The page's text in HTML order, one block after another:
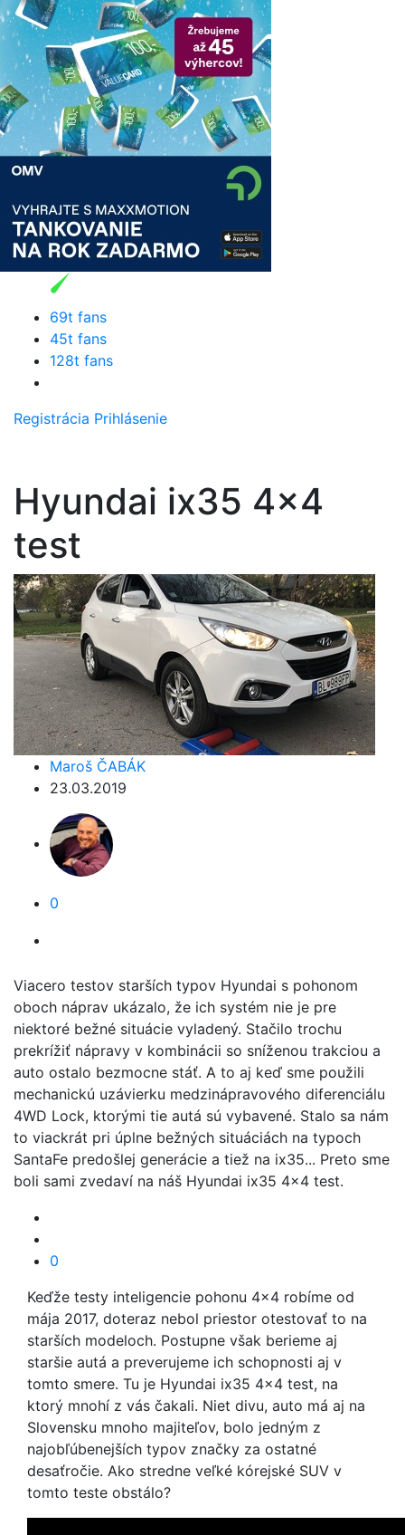
69t fans
45t fans
128t fans
Registrácia Prihlásenie
Hyundai ix35 4x4
test
Maroš ČABÁK
23.03.2019
0
Viacero testov starších typov Hyundai s pohonom
oboch náprav ukázalo, že ich systém nie je pre
niektoré bežné situácie vyladený. Stačilo trochu
prekrížiť nápravy v kombinácii so sníženou trakciou a
auto ostalo bezmocne stáť. A to aj keď sme použili
mechanickú uzávierku medzinápravového diferenciálu
4WD Lock, ktorými tie autá sú vybavené. Stalo sa nám
to viackrát pri úplne bežných situáciách na typoch
SantaFe predošlej generácie a tiež na ix35... Preto sme
boli sami zvedaví na náš Hyundai ix35 4x4 test.
0
Keďže testy inteligencie pohonu 4x4 robíme od
mája 2017, doteraz nebol priestor otestovať to na
starších modeloch. Postupne však berieme aj
staršie autá a preverujeme ich schopnosti aj v
tomto smere. Tu je Hyundai ix35 4x4 test, na
ktorý mnohí z vás čakali. Niet divu, auto má aj na
Slovensku mnoho majiteľov, bolo jedným z
najobľúbenejších typov značky za ostatné
desaťročie. Ako stredne veľké kórejské SUV v
tomto teste obstálo?